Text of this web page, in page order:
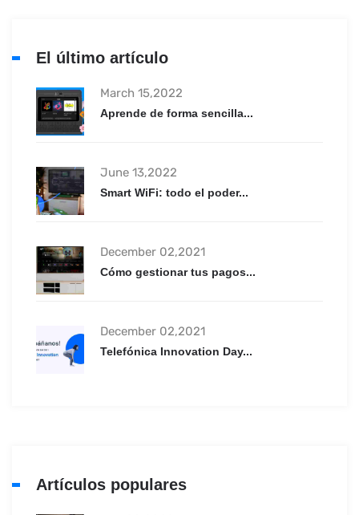
El último artículo
March 15,2022
Aprende de forma sencilla...
June 13,2022
Smart WiFi: todo el poder...
December 02,2021
Cómo gestionar tus pagos...
December 02,2021
Telefónica Innovation Day...
Artículos populares